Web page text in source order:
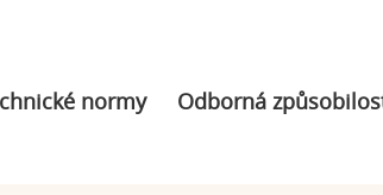
normy Odborná